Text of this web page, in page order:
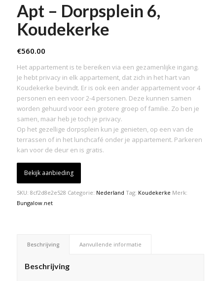
Apt – Dorpsplein 6,
Koudekerke
€560.00
Het appartement is te bereiken via een gezamenlijke ingang.
Je hebt privacy in elk appartement, dat zich in het hart van
Koudekerke bevindt. Er is ook een ander appartement voor 4
personen en een voor 2-4 personen. Deze kunnen samen
worden gehuurd voor een grotere groep of familie. Zo ben je
samen, maar heb je toch je privacy.
Op het gezellige dorpsplein kun je genieten, op een van de
terrassen of in het lunchcafé onder je appartement. Parkeren
kan voor de deur en is gratis.
Bekijk aanbieding
SKU: 8cf2d8e2e528 Categorie: Nederland Tag: Koudekerke Merk:
Bungalow.net
Beschrijving Aanvullende informatie
Beschrijving